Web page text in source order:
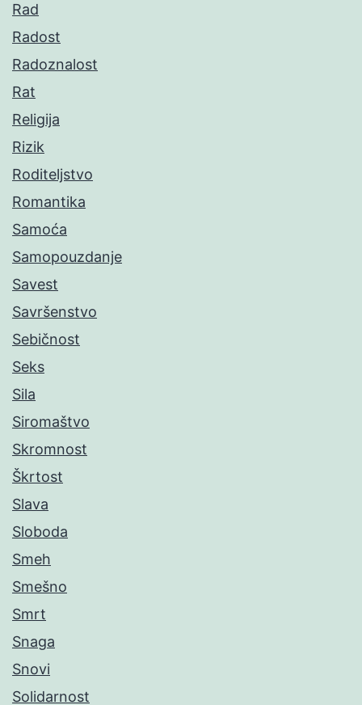
Rad
Radost
Radoznalost
Rat
Religija
Rizik
Roditeljstvo
Romantika
Samoća
Samopouzdanje
Savest
Savršenstvo
Sebičnost
Seks
Sila
Siromaštvo
Skromnost
Škrtost
Slava
Sloboda
Smeh
Smešno
Smrt
Snaga
Snovi
Solidarnost